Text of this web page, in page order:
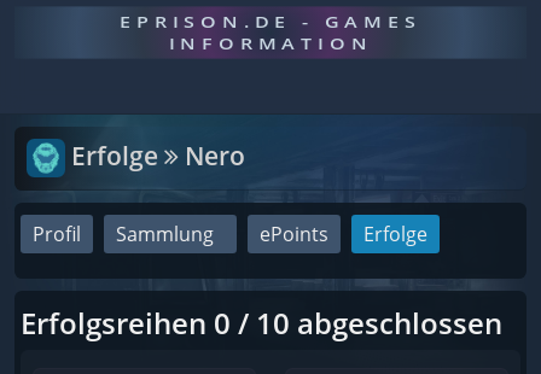
EPRISON.DE - GAMES
INFORMATION
Erfolge Nero
Profil Sammlung ePoints Erfolge
Erfolgsreihen 0 / 10 abgeschlossen